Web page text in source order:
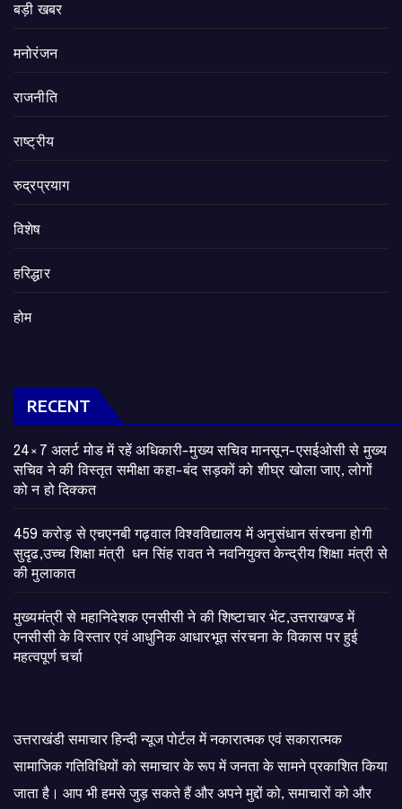
बड़ी खबर
मनोरंजन
राजनीति
राष्ट्रीय
रुद्रप्रयाग
विशेष
हरिद्धार
होम
RECENT
24×7 अलर्ट मोड में रहें अधिकारी-मुख्य सचिव मानसून-एसईओसी से मुख्य
सचिव ने की विस्तृत समीक्षा कहा-बंद सड़कों को शीघ्र खोला जाए, लोगों
को न हो दिक्कत
459 करोड़ से एचएनबी गढ़वाल विश्वविद्यालय में अनुसंधान संरचना होगी
सुदृढ,उच्च शिक्षा मंत्री धन सिंह रावत ने नवनियुक्त केन्द्रीय शिक्षा मंत्री से
की मुलाकात
मुख्यमंत्री से महानिदेशक एनसीसी ने की शिष्टाचार भेंट,उत्तराखण्ड में
एनसीसी के विस्तार एवं आधुनिक आधारभूत संरचना के विकास पर हुई
महत्वपूर्ण चर्चा
उत्तराखंडी समाचार हिन्दी न्यूज पोर्टल में नकारात्मक एवं सकारात्मक
सामाजिक गतिविधियों को समाचार के रूप में जनता के सामने प्रकाशित किया
जाता है। आप भी हमसे जुड़ सकते हैं और अपने मुद्दों को, समाचारों को और